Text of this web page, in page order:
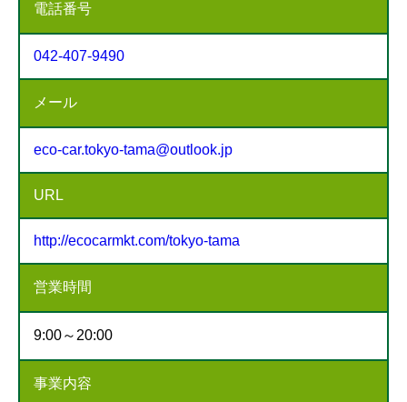
電話番号
042-407-9490
メール
eco-car.tokyo-tama@outlook.jp
URL
http://ecocarmkt.com/tokyo-tama
営業時間
9:00～20:00
事業内容